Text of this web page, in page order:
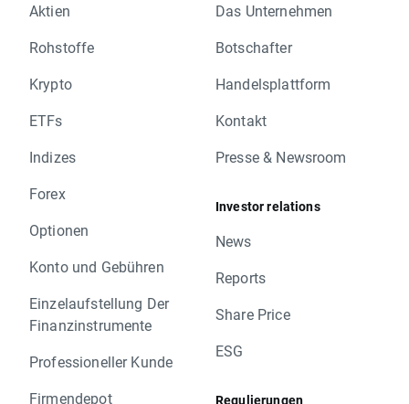
Aktien
Rohstoffe
Krypto
ETFs
Indizes
Forex
Optionen
Konto und Gebühren
Einzelaufstellung Der
Finanzinstrumente
Professioneller Kunde
Firmendepot
Das Unternehmen
Botschafter
Handelsplattform
Kontakt
Presse & Newsroom
Investor relations
News
Reports
Share Price
ESG
Regulierungen